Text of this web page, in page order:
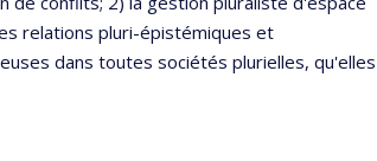
relations pluri-épistémiques et
dans toutes sociétés plurielles, qu'elles